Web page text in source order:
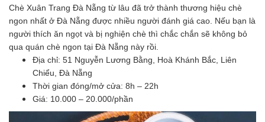
Chè Xuân Trang Đà Nẵng từ lâu đã trở thành thương hiệu chè
ngon nhất ở Đà Nẵng được nhiều người đánh giá cao. Nếu bạn là
người thích ăn ngọt và bị nghiện chè thì chắc chắn sẽ không bỏ
qua quán chè ngon tại Đà Nẵng này rồi.
Địa chỉ: 51 Nguyễn Lương Bằng, Hoà Khánh Bắc, Liên
Chiểu, Đà Nẵng
Thời gian đóng/mở cửa: 8h – 22h
Giá: 10.000 – 20.000/phần